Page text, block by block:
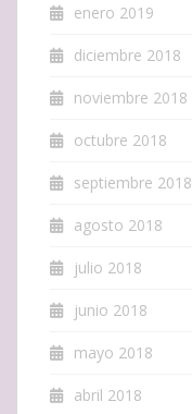
enero 2019
diciembre 2018
noviembre 2018
octubre 2018
septiembre 2018
agosto 2018
julio 2018
junio 2018
mayo 2018
abril 2018